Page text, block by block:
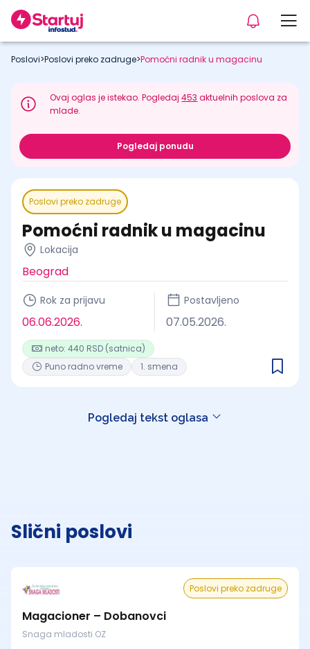
Poslovi>Poslovi preko zadruge>Pomoćni radnik u magacinu
Ovaj oglas je istekao. Pogledaj453 aktuelnih poslova za
mlade.
Pogledaj ponudu
Poslovi preko zadruge
Pomoćni radnik u magacinu
Lokacija
Beograd
Rok za prijavu
06.06.2026.
Postavljeno
07.05.2026.
neto: 440 RSD (satnica)
Puno radno vreme
1. smena
Pogledaj tekst oglasa
Slični poslovi
Poslovi preko zadruge
Magacioner – Dobanovci
Snaga mladosti OZ